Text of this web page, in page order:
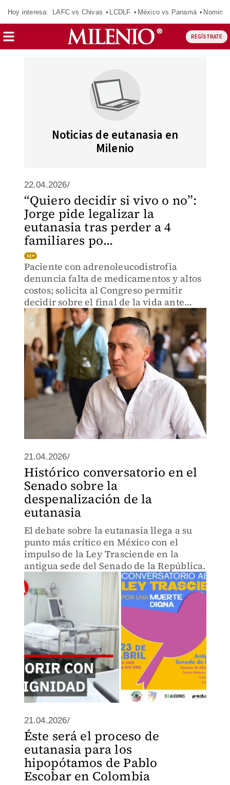
Hoy interesa: LAFC vs Chivas LCDLF México vs Panamá
REGÍSTRATE
Noticias de eutanasia en
Milenio
22.04.2026/
“Quiero decidir si vivo o no”:
Jorge pide legalizar la
eutanasia tras perder a 4
familiares po...
Paciente con adrenoleucodistrofia
denuncia falta de medicamentos y altos
costos; solicita al Congreso permitir
decidir sobre el final de la vida ante
enfermedades degenerativas.
21.04.2026/
Histórico conversatorio en el
Senado sobre la
despenalización de la
eutanasia
El debate sobre la eutanasia llega a su
punto más crítico en México con el
impulso de la Ley Trasciende en la
antigua sede del Senado de la República.
21.04.2026/
Éste será el proceso de
eutanasia para los
hipopótamos de Pablo
Escobar en Colombia